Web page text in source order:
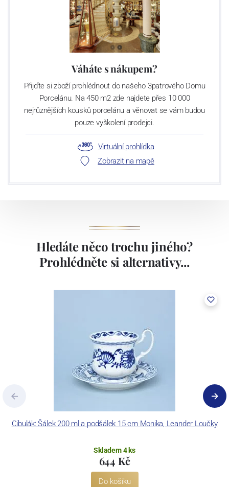
Váháte s nákupem?
Přijďte si zboží prohlédnout do našeho 3patrového Domu
Porcelánu. Na 450 m2 zde najdete přes 10 000
nejrůznějších kousků porcelánu a věnovat se vám budou
pouze vyškolení prodejci.
Virtuální prohlídka
Zobrazit na mapě
Hledáte něco trochu jiného?
Prohlédněte si alternativy...
Cibulák: Šálek 200 ml a podšálek 15 cm Monika, Leander Loučky
Skladem 4 ks
644 Kč
Do košíku